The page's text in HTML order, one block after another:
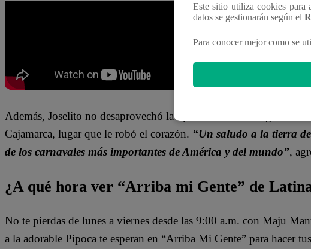
Además, Joselito no desaprovechó la oportunidad de dirigirse a las
Cajamarca, lugar que le robó el corazón. “Un saludo a la tierra
de los carnavales más importantes de América y del mundo”,
¿A qué hora ver “Arriba mi Gente” de
No te pierdas de lunes a viernes desde las 9:00 a.m. con Maju
a la adorable Pipoca te esperan en “Arriba Mi Gente” para hacer
Este sitio utiliza cookies para
datos se gestionarán según el
Para conocer mejor como se